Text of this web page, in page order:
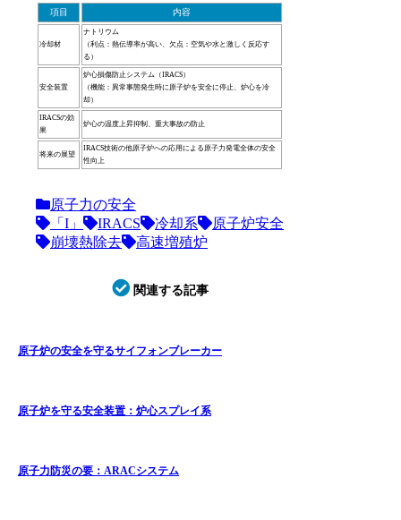
項目 内容
冷却材
ナトリウム
（利点：熱伝導率が高い、欠点：空気や水と激しく反応す
る）
安全装置
炉心損傷防止システム（IRACS）
（機能：異常事態発生時に原子炉を安全に停止、炉心を冷
却）
IRACSの効
果
炉心の温度上昇抑制、重大事故の防止
将来の展望
IRACS技術の他原子炉への応用による原子力発電全体の安全
性向上
原子力の安全
「I」
IRACS 冷却系
原子炉安全
崩壊熱除去
高速増殖炉
関連する記事
原子炉の安全を守るサイフォンブレーカー
原子炉を守る安全装置：炉心スプレイ系
原子力防災の要：ARACシステム